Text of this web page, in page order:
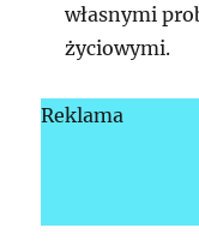
własnymi
życiowymi.
Reklama